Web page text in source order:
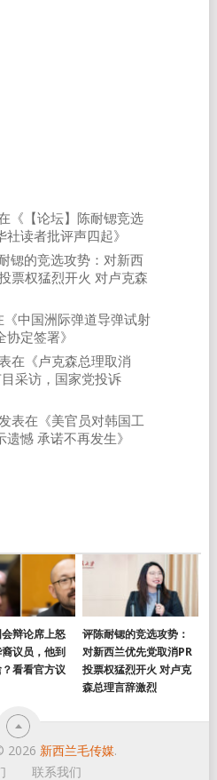
《 【论坛】陈耐锶竞选
社读者批评声四起》
锶的竞选攻势：对新西
票权猛烈开火 对卢克森
《中国洲际弹道导弹试射
协定签署》
在《卢克森总理取消
采访，国家党投诉
表在《美官员对韩国工
遗憾 承诺不再发生》
辩论席上怒
议员，他到
看看官方议
评陈耐锶的竞选攻势：
对新西兰优先党取消PR
投票权猛烈开火 对卢克
森总理言辞激烈
2026 新西兰毛传媒.
联系我们